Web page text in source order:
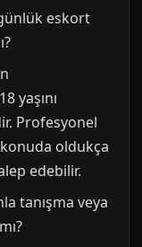
eskort
yaşını
Profesyonel
konuda oldukça
edebilir.
tanışma veya